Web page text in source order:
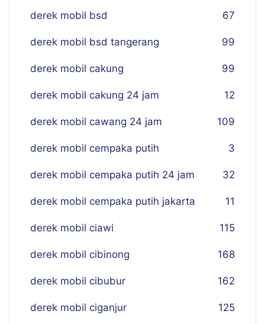
derek mobil bsd 67
derek mobil bsd tangerang 99
derek mobil cakung 99
derek mobil cakung 24 jam 12
derek mobil cawang 24 jam 109
derek mobil cempaka putih 3
derek mobil cempaka putih 24 jam 32
derek mobil cempaka putih jakarta 11
derek mobil ciawi 115
derek mobil cibinong 168
derek mobil cibubur 162
derek mobil ciganjur 125